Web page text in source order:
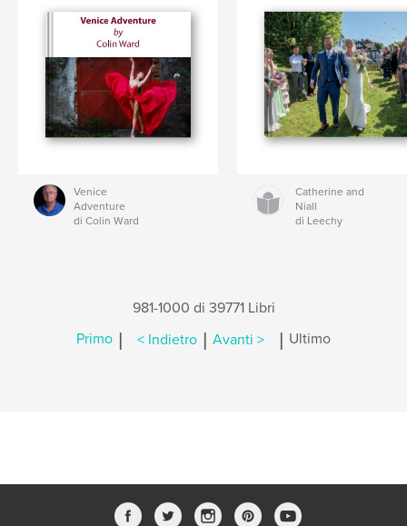
Venice
Adventure
di Colin Ward
Catherine and
Niall
di Leechy
981-1000 di 39771 Libri
Primo | < Indietro | Avanti > | Ultimo